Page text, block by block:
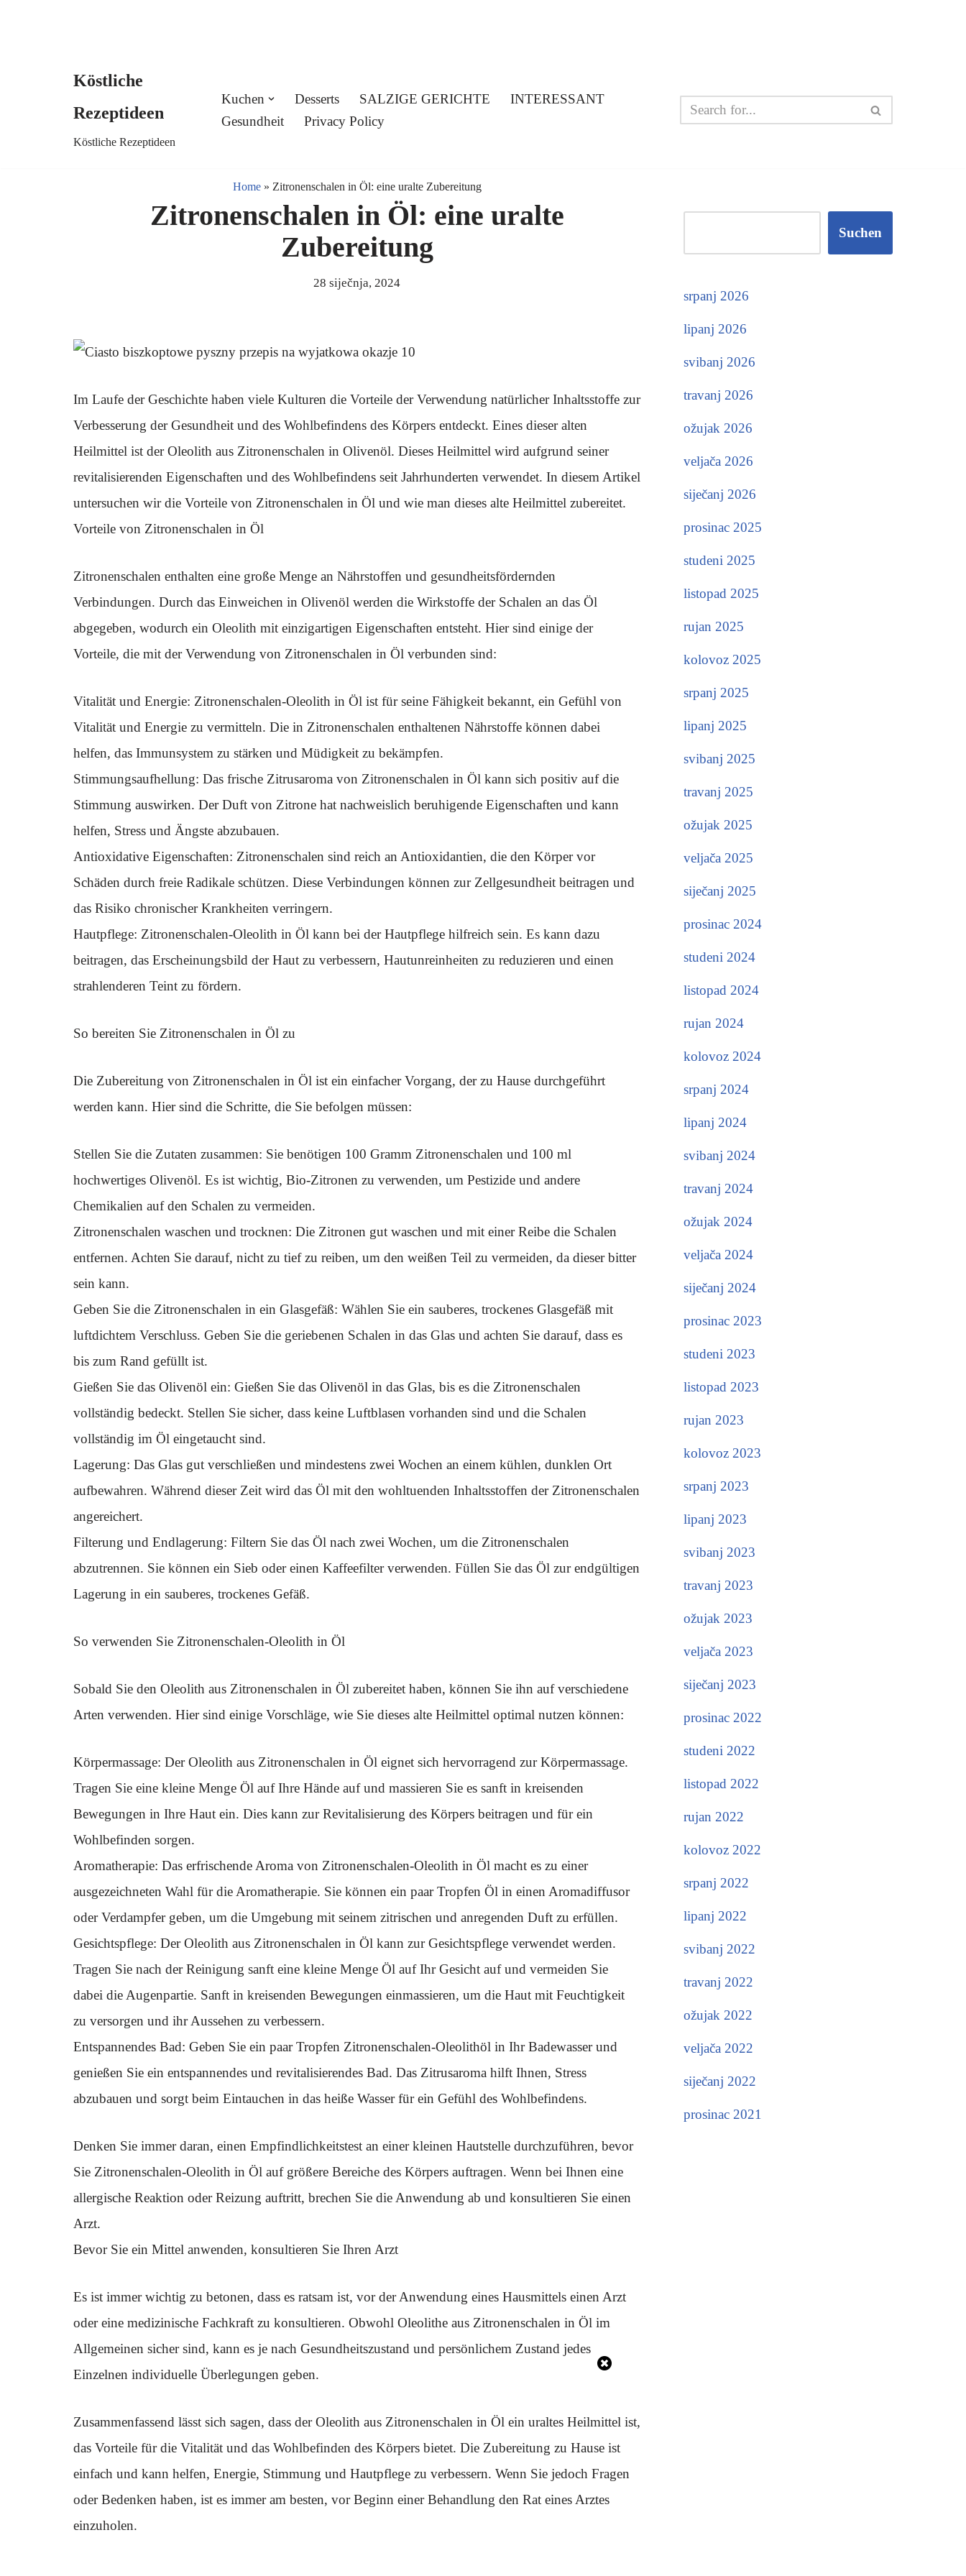
Köstliche
Rezeptideen
Köstliche Rezeptideen
Kuchen Desserts SALZIGE GERICHTE
INTERESSANT
Gesundheit
Privacy Policy
Home» Zitronenschalen in Öl: eine uralte Zubereitung
Zitronenschalen in Öl: eine uralte
Zubereitung
28 siječnja, 2024
Im Laufe der Geschichte haben viele Kulturen die Vorteile der Verwendung natürlicher Inhaltsstoffe zur
Verbesserung der Gesundheit und des Wohlbefindens des Körpers entdeckt. Eines dieser alten
Heilmittel ist der Oleolith aus Zitronenschalen in Olivenöl. Dieses Heilmittel wird aufgrund seiner
revitalisierenden Eigenschaften und des Wohlbefindens seit Jahrhunderten verwendet. In diesem Artikel
untersuchen wir die Vorteile von Zitronenschalen in Öl und wie man dieses alte Heilmittel zubereitet.
Vorteile von Zitronenschalen in Öl
Zitronenschalen enthalten eine große Menge an Nährstoffen und gesundheitsfördernden
Verbindungen. Durch das Einweichen in Olivenöl werden die Wirkstoffe der Schalen an das Öl
abgegeben, wodurch ein Oleolith mit einzigartigen Eigenschaften entsteht. Hier sind einige der
Vorteile, die mit der Verwendung von Zitronenschalen in Öl verbunden sind:
Vitalität und Energie: Zitronenschalen-Oleolith in Öl ist für seine Fähigkeit bekannt, ein Gefühl von
Vitalität und Energie zu vermitteln. Die in Zitronenschalen enthaltenen Nährstoffe können dabei
helfen, das Immunsystem zu stärken und Müdigkeit zu bekämpfen.
Stimmungsaufhellung: Das frische Zitrusaroma von Zitronenschalen in Öl kann sich positiv auf die
Stimmung auswirken. Der Duft von Zitrone hat nachweislich beruhigende Eigenschaften und kann
helfen, Stress und Ängste abzubauen.
Antioxidative Eigenschaften: Zitronenschalen sind reich an Antioxidantien, die den Körper vor
Schäden durch freie Radikale schützen. Diese Verbindungen können zur Zellgesundheit beitragen und
das Risiko chronischer Krankheiten verringern.
Hautpflege: Zitronenschalen-Oleolith in Öl kann bei der Hautpflege hilfreich sein. Es kann dazu
beitragen, das Erscheinungsbild der Haut zu verbessern, Hautunreinheiten zu reduzieren und einen
strahlenderen Teint zu fördern.
So bereiten Sie Zitronenschalen in Öl zu
Die Zubereitung von Zitronenschalen in Öl ist ein einfacher Vorgang, der zu Hause durchgeführt
werden kann. Hier sind die Schritte, die Sie befolgen müssen:
Stellen Sie die Zutaten zusammen: Sie benötigen 100 Gramm Zitronenschalen und 100 ml
hochwertiges Olivenöl. Es ist wichtig, Bio-Zitronen zu verwenden, um Pestizide und andere
Chemikalien auf den Schalen zu vermeiden.
Zitronenschalen waschen und trocknen: Die Zitronen gut waschen und mit einer Reibe die Schalen
entfernen. Achten Sie darauf, nicht zu tief zu reiben, um den weißen Teil zu vermeiden, da dieser bitter
sein kann.
Geben Sie die Zitronenschalen in ein Glasgefäß: Wählen Sie ein sauberes, trockenes Glasgefäß mit
luftdichtem Verschluss. Geben Sie die geriebenen Schalen in das Glas und achten Sie darauf, dass es
bis zum Rand gefüllt ist.
Gießen Sie das Olivenöl ein: Gießen Sie das Olivenöl in das Glas, bis es die Zitronenschalen
vollständig bedeckt. Stellen Sie sicher, dass keine Luftblasen vorhanden sind und die Schalen
vollständig im Öl eingetaucht sind.
Lagerung: Das Glas gut verschließen und mindestens zwei Wochen an einem kühlen, dunklen Ort
aufbewahren. Während dieser Zeit wird das Öl mit den wohltuenden Inhaltsstoffen der Zitronenschalen
angereichert.
Filterung und Endlagerung: Filtern Sie das Öl nach zwei Wochen, um die Zitronenschalen
abzutrennen. Sie können ein Sieb oder einen Kaffeefilter verwenden. Füllen Sie das Öl zur endgültigen
Lagerung in ein sauberes, trockenes Gefäß.
So verwenden Sie Zitronenschalen-Oleolith in Öl
Sobald Sie den Oleolith aus Zitronenschalen in Öl zubereitet haben, können Sie ihn auf verschiedene
Arten verwenden. Hier sind einige Vorschläge, wie Sie dieses alte Heilmittel optimal nutzen können:
Körpermassage: Der Oleolith aus Zitronenschalen in Öl eignet sich hervorragend zur Körpermassage.
Tragen Sie eine kleine Menge Öl auf Ihre Hände auf und massieren Sie es sanft in kreisenden
Bewegungen in Ihre Haut ein. Dies kann zur Revitalisierung des Körpers beitragen und für ein
Wohlbefinden sorgen.
Aromatherapie: Das erfrischende Aroma von Zitronenschalen-Oleolith in Öl macht es zu einer
ausgezeichneten Wahl für die Aromatherapie. Sie können ein paar Tropfen Öl in einen Aromadiffusor
oder Verdampfer geben, um die Umgebung mit seinem zitrischen und anregenden Duft zu erfüllen.
Gesichtspflege: Der Oleolith aus Zitronenschalen in Öl kann zur Gesichtspflege verwendet werden.
Tragen Sie nach der Reinigung sanft eine kleine Menge Öl auf Ihr Gesicht auf und vermeiden Sie
dabei die Augenpartie. Sanft in kreisenden Bewegungen einmassieren, um die Haut mit Feuchtigkeit
zu versorgen und ihr Aussehen zu verbessern.
Entspannendes Bad: Geben Sie ein paar Tropfen Zitronenschalen-Oleolithöl in Ihr Badewasser und
genießen Sie ein entspannendes und revitalisierendes Bad. Das Zitrusaroma hilft Ihnen, Stress
abzubauen und sorgt beim Eintauchen in das heiße Wasser für ein Gefühl des Wohlbefindens.
Denken Sie immer daran, einen Empfindlichkeitstest an einer kleinen Hautstelle durchzuführen, bevor
Sie Zitronenschalen-Oleolith in Öl auf größere Bereiche des Körpers auftragen. Wenn bei Ihnen eine
allergische Reaktion oder Reizung auftritt, brechen Sie die Anwendung ab und konsultieren Sie einen
Arzt.
Bevor Sie ein Mittel anwenden, konsultieren Sie Ihren Arzt
Es ist immer wichtig zu betonen, dass es ratsam ist, vor der Anwendung eines Hausmittels einen Arzt
oder eine medizinische Fachkraft zu konsultieren. Obwohl Oleolithe aus Zitronenschalen in Öl im
Allgemeinen sicher sind, kann es je nach Gesundheitszustand und persönlichem Zustand jedes
Einzelnen individuelle Überlegungen geben.
Zusammenfassend lässt sich sagen, dass der Oleolith aus Zitronenschalen in Öl ein uraltes Heilmittel ist,
das Vorteile für die Vitalität und das Wohlbefinden des Körpers bietet. Die Zubereitung zu Hause ist
einfach und kann helfen, Energie, Stimmung und Hautpflege zu verbessern. Wenn Sie jedoch Fragen
oder Bedenken haben, ist es immer am besten, vor Beginn einer Behandlung den Rat eines Arztes
einzuholen.
Suchen
srpanj 2026
lipanj 2026
svibanj 2026
travanj 2026
ožujak 2026
veljača 2026
siječanj 2026
prosinac 2025
studeni 2025
listopad 2025
rujan 2025
kolovoz 2025
srpanj 2025
lipanj 2025
svibanj 2025
travanj 2025
ožujak 2025
veljača 2025
siječanj 2025
prosinac 2024
studeni 2024
listopad 2024
rujan 2024
kolovoz 2024
srpanj 2024
lipanj 2024
svibanj 2024
travanj 2024
ožujak 2024
veljača 2024
siječanj 2024
prosinac 2023
studeni 2023
listopad 2023
rujan 2023
kolovoz 2023
srpanj 2023
lipanj 2023
svibanj 2023
travanj 2023
ožujak 2023
veljača 2023
siječanj 2023
prosinac 2022
studeni 2022
listopad 2022
rujan 2022
kolovoz 2022
srpanj 2022
lipanj 2022
svibanj 2022
travanj 2022
ožujak 2022
veljača 2022
siječanj 2022
prosinac 2021